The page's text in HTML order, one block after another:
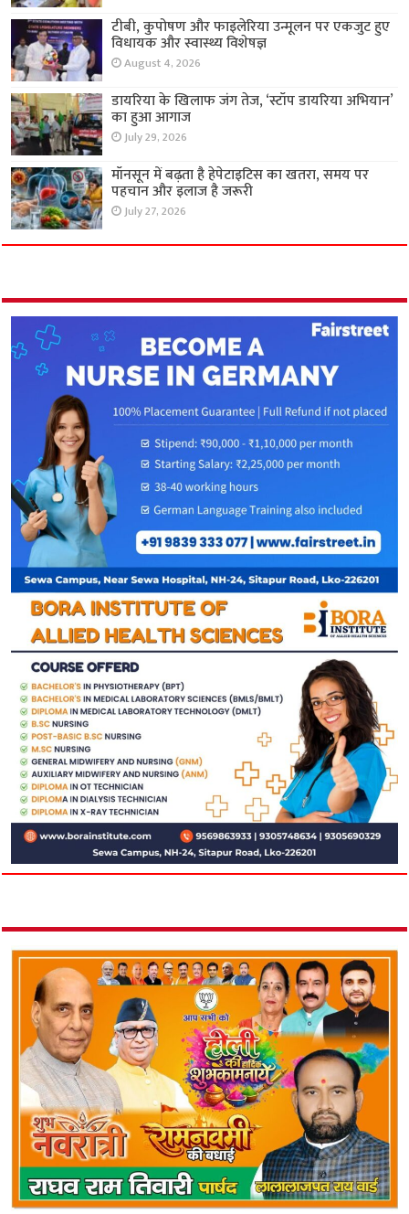
टीबी, कुपोषण और फाइलेरिया उन्मूलन पर एकजुट हुए
विधायक और स्वास्थ्य विशेषज्ञ
August 4, 2026
डायरिया के खिलाफ जंग तेज, ‘स्टॉप डायरिया अभियान’
का हुआ आगाज
July 29, 2026
मॉनसून में बढ़ता है हेपेटाइटिस का खतरा, समय पर
पहचान और इलाज है जरूरी
July 27, 2026